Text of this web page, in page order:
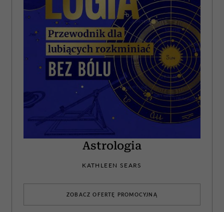
Astrologia
KATHLEEN SEARS
ZOBACZ OFERTĘ PROMOCYJNĄ